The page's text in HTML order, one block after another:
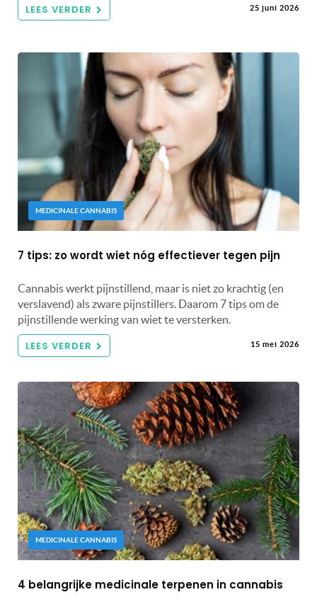
LEES VERDER 25 juni 2026
MEDICINALE CANNABIS
7 tips: zo wordt wiet nóg effectiever tegen pijn
Cannabis werkt pijnstillend, maar is niet zo krachtig (en
verslavend) als zware pijnstillers. Daarom 7 tips om de
pijnstillende werking van wiet te versterken.
LEES VERDER 15 mei 2026
MEDICINALE CANNABIS
4 belangrijke medicinale terpenen in cannabis